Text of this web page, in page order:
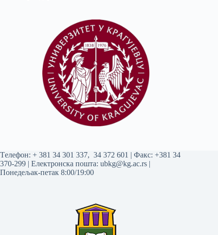
Tелефон: + 381 34 301 337, 34 372 601 | Факс: +381 34
370-299 | Електронска пошта: ubkg@kg.ac.rs |
Понедељак-петак 8:00/19:00